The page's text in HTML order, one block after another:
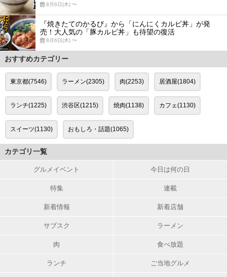
8月6日(木) 〜
『焼きたてのかるび』から「にんにくカルビ丼」が発
売！大人気の「豚カルビ丼」も待望の復活
8月6日(木) 〜
おすすめカテゴリー
東京都(7546) ラーメン(2305) 肉(2253) 居酒屋(1804)
ランチ(1225) 渋谷区(1215) 焼肉(1138) カフェ(1130)
スイーツ(1130) おもしろ・話題(1065)
カテゴリ一覧
グルメイベント 今日は何の日
特集 連載
新着情報 新着店舗
サブスク ラーメン
肉 食べ放題
ランチ ご当地グルメ